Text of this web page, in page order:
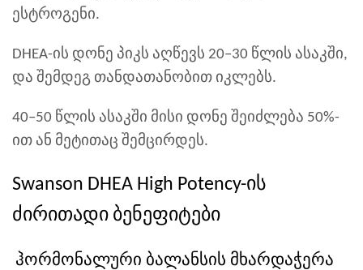
ესტროგენი.
DHEA-ის დონე პიკს აღწევს 20–30 წლის ასაკში,
და შემდეგ თანდათანობით იკლებს.
40–50 წლის ასაკში მისი დონე შეიძლება 50%-
ით ან მეტითაც შემცირდეს.
Swanson DHEA High Potency-ის
ძირითადი ბენეფიტები
ჰორმონალური ბალანსის მხარდაჭერა